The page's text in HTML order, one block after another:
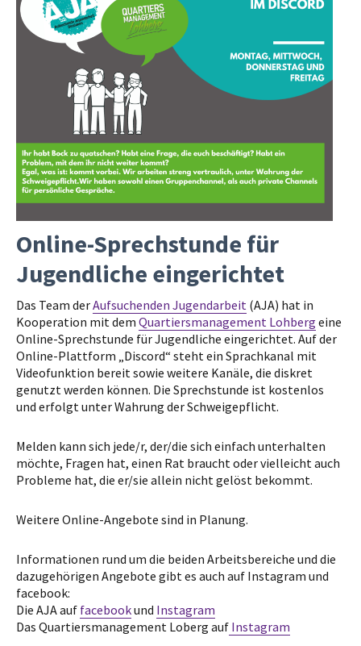
Online-Sprechstunde für
Jugendliche eingerichtet
Das Team derAufsuchenden Jugendarbeit (AJA) hat in
Kooperation mit dem Quartiersmanagement Lohberg eine
Online-Sprechstunde für Jugendliche eingerichtet. Auf der
Online-Plattform „Discord“ steht ein Sprachkanal mit
Videofunktion bereit sowie weitere Kanäle, die diskret
genutzt werden können. Die Sprechstunde ist kostenlos
und erfolgt unter Wahrung der Schweigepflicht.
Melden kann sich jede/r, der/die sich einfach unterhalten
möchte, Fragen hat, einen Rat braucht oder vielleicht auch
Probleme hat, die er/sie allein nicht gelöst bekommt.
Weitere Online-Angebote sind in Planung.
Informationen rund um die beiden Arbeitsbereiche und die
dazugehörigen Angebote gibt es auch auf Instagram und
facebook:
Die AJA auf facebookund Instagram
Das Quartiersmanagement Loberg auf Instagram